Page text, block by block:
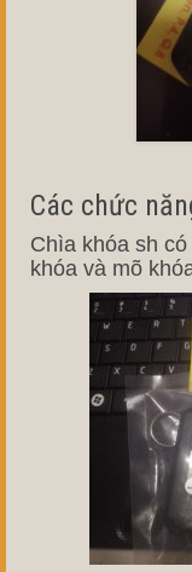
Các chức
Chìa khóa sh
khóa và mõ